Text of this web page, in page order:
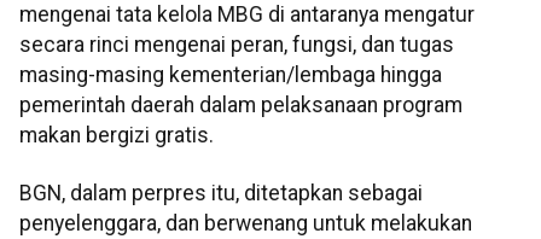
mengenai tata kelola MBG di antaranya mengatur
secara rinci mengenai peran, fungsi, dan tugas
masing-masing kementerian/lembaga hingga
pemerintah daerah dalam pelaksanaan program
makan bergizi gratis.
BGN, dalam perpres itu, ditetapkan sebagai
penyelenggara, dan berwenang untuk melakukan